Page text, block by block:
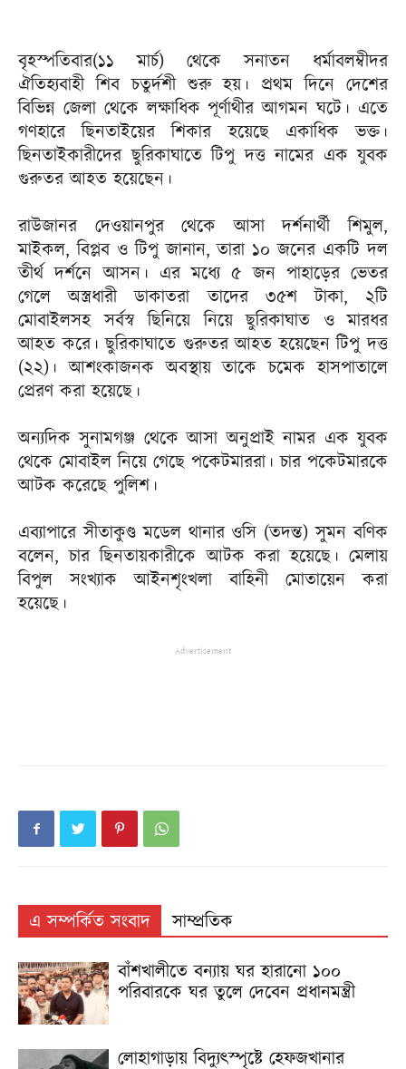
বৃহস্পতিবার(১১ মার্চ) থেকে সনাতন ধর্মাবলম্বীদর
ঐতিহ্যবাহী শিব চতুর্দশী শুরু হয়। প্রথম দিনে দেশের
বিভিন্ন জেলা থেকে লক্ষাধিক পূর্ণাথীর আগমন ঘটে। এতে
গণহারে ছিনতাইয়ের শিকার হয়েছে একাধিক ভক্ত।
ছিনতাইকারীদের ছুরিকাঘাতে টিপু দত্ত নামের এক যুবক
গুরুতর আহত হয়েছেন।
রাউজানর দেওয়ানপুর থেকে আসা দর্শনার্থী শিমুল,
মাইকল, বিপ্লব ও টিপু জানান, তারা ১০ জনের একটি দল
তীর্থ দর্শনে আসন। এর মধ্যে ৫ জন পাহাড়ের ভেতর
গেলে অস্ত্রধারী ডাকাতরা তাদের ৩৫শ টাকা, ২টি
মােবাইলসহ সর্বস্ব ছিনিয়ে নিয়ে ছুরিকাঘাত ও মারধর
আহত করে। ছুরিকাঘাতে গুরুতর আহত হয়েছেন টিপু দত্ত
(২২)। আশংকাজনক অবস্থায় তাকে চমেক হাসপাতালে
প্রেরণ করা হয়েছে।
অন্যদিক সুনামগঞ্জ থেকে আসা অনুপ্রাই নামর এক যুবক
থেকে মোবাইল নিয়ে গেছে পকেটমাররা। চার পকেটমারকে
আটক করেছে পুলিশ।
এব্যাপারে সীতাকুণ্ড মডেল থানার ওসি (তদন্ত) সুমন বণিক
বলেন, চার ছিনতায়কারীকে আটক করা হয়েছে। মেলায়
বিপুল সংখ্যাক আইনশৃংখলা বাহিনী মোতায়েন করা
হয়েছে।
Advertisement
এ সম্পর্কিত সংবাদ
সাম্প্রতিক
বাঁশখালীতে বন্যায় ঘর হারানো ১০০
পরিবারকে ঘর তুলে দেবেন প্রধানমন্ত্রী
লোহাগাড়ায় বিদ্যুৎস্পৃষ্টে হেফজখানার